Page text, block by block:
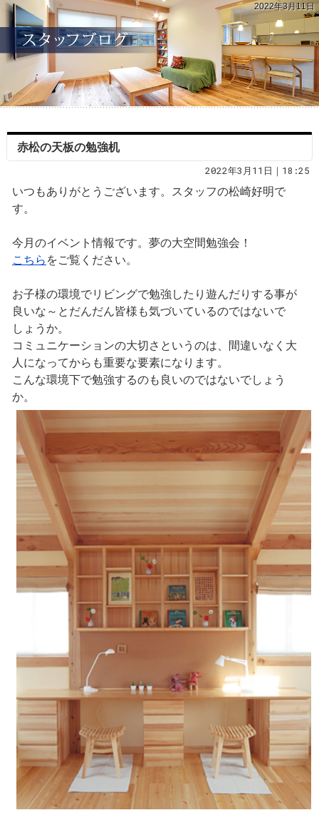
2022年3月11日
赤松の天板の勉強机
2022年3月11日｜18:25
いつもありがとうございます。スタッフの松崎好明で
す。
今月のイベント情報です。夢の大空間勉強会！
こちら をご覧ください。
お子様の環境でリビングで勉強したり遊んだりする事が
良いな～とだんだん皆様も気づいているのではないで
しょうか。
コミュニケーションの大切さというのは、間違いなく大
人になってからも重要な要素になります。
こんな環境下で勉強するのも良いのではないでしょう
か。